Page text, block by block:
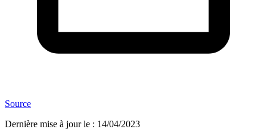
Source
Dernière mise à jour le : 14/04/2023